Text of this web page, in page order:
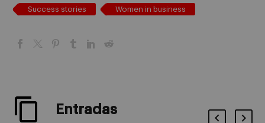
Success stories Women in business
Entradas